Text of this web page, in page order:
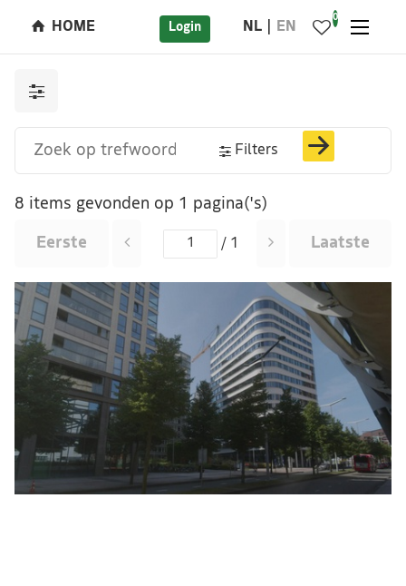
HOME Login NL EN
0
Filters
8 items gevonden op 1 pagina('s)
Eerste / 1 Laatste